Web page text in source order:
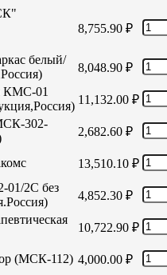
8,755.90 ₽
белый/
8,048.90 ₽
КМС-01
11,132.00 ₽
302-
2,682.60 ₽
13,510.10 ₽
01/2С без
4,852.30 ₽
10,722.90 ₽
(МСК-112) 4,000.00 ₽